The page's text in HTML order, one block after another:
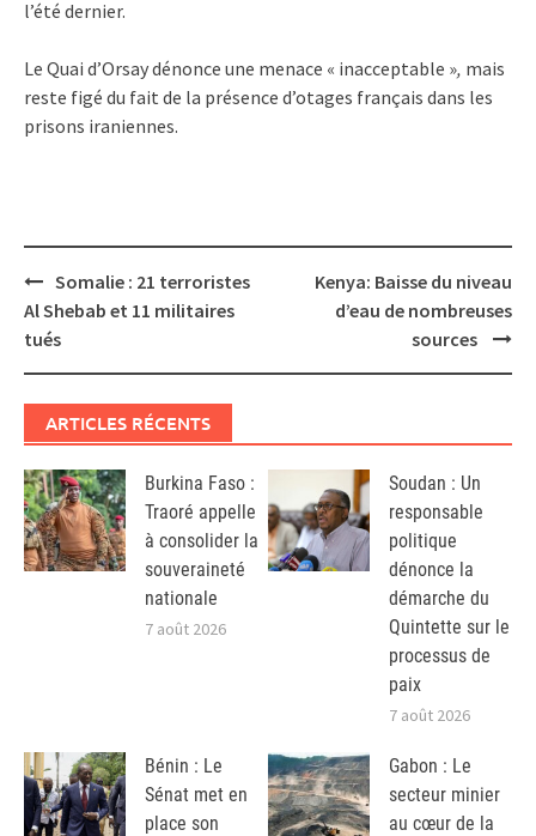
l’été dernier.
Le Quai d’Orsay dénonce une menace « inacceptable », mais
reste figé du fait de la présence d’otages français dans les
prisons iraniennes.
Post
navigation
Somalie : 21 terroristes
Al Shebab et 11 militaires
tués
Kenya: Baisse du niveau
d’eau de nombreuses
sources
ARTICLES RÉCENTS
Burkina Faso :
Traoré appelle
à consolider la
souveraineté
nationale
7 août 2026
Soudan : Un
responsable
politique
dénonce la
démarche du
Quintette sur le
processus de
paix
7 août 2026
Bénin : Le
Sénat met en
place son
Gabon : Le
secteur minier
au cœur de la